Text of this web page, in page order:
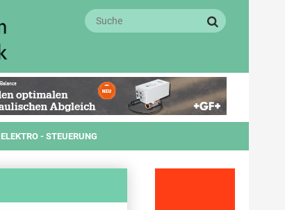
ELEKTRO - STEUERUNG